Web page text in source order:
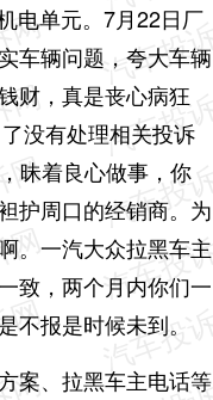
电单元。7月22日厂
车辆问题，夸大车辆
财，真是丧心病狂
没有处理相关投诉
昧着良心做事，你
护周口的经销商。为
。一汽大众拉黑车主
致，两个月内你们一
报是时候未到。
案、拉黑车主电话等